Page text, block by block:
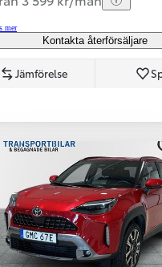
Från 350 900 kr
mer
Kontakta återförsäljare
Jämförelse